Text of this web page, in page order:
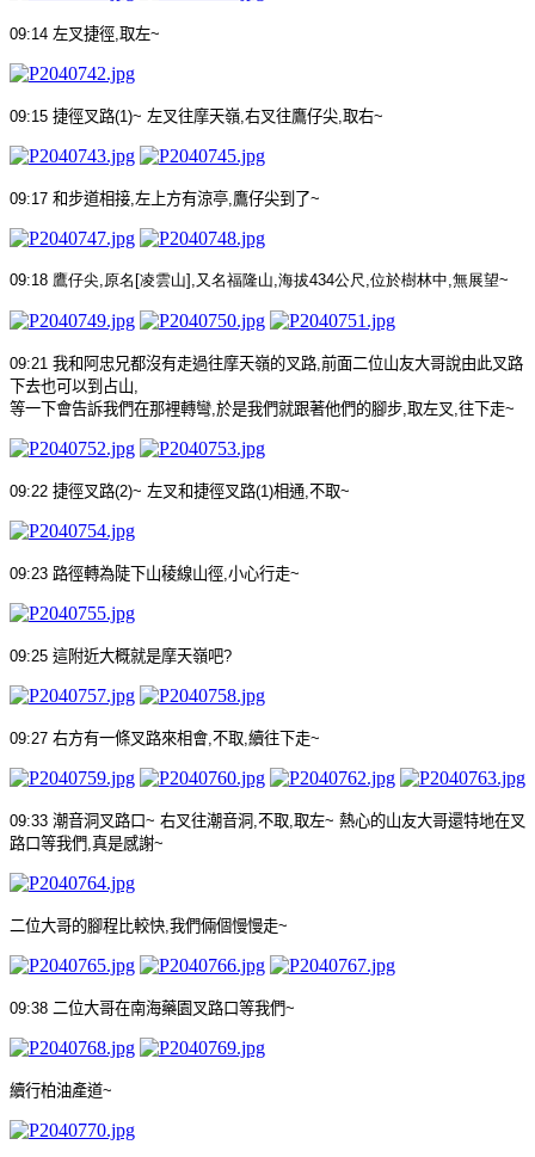
09:14 左叉捷徑 取左~
09:15 捷徑叉路(1)~ 左叉往摩天嶺 右叉往鷹仔尖 取右~
09:17 和步道相接 左上方有涼亭 鷹仔尖到了~
09:18 鷹仔尖 原名 [凌雲山], 又名福隆山 海拔434公尺 位於樹林中 無展望~
09:21 我和阿忠兄都沒有走過往摩天嶺的叉路 前面二位山友大哥說由此叉路
下去也可以到占山
等一下會告訴我們在那裡轉彎 於是我們就跟著他們的腳步 取左叉 往下走~
09:22 捷徑叉路(2)~ 左叉和捷徑叉路(1)相通 不取~
09:23 路徑轉為陡下山稜線山徑 小心行走~
09:25 這附近大概就是摩天嶺吧?
09:27 右方有一條叉路來相會 不取 續往下走~
09:33 潮音洞叉路口~ 右叉往潮音洞 不取 取左~ 熱心的山友大哥還特地在叉
路口等我們 真是感謝~
二位大哥的腳程比較快 我們倆個慢慢走~
09:38 二位大哥在南海藥園叉路口等我們~
續行柏油產道~